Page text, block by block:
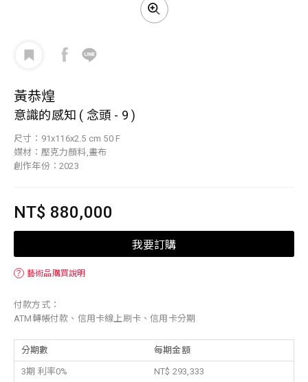
黃恭煌
意識的感知 ( 念頭 - 9 )
尺寸：91x116x2.5 cm 50 F
媒材：壓克力顏料,畫布
創作年份：2023
NT$ 880,000
我要訂購
？ 藝術品購買說明
付款方式：
ATM轉帳付款、信用卡線上刷卡、信用卡分期
分期數 每期金額
3期 利率0%
NT$ 293,333